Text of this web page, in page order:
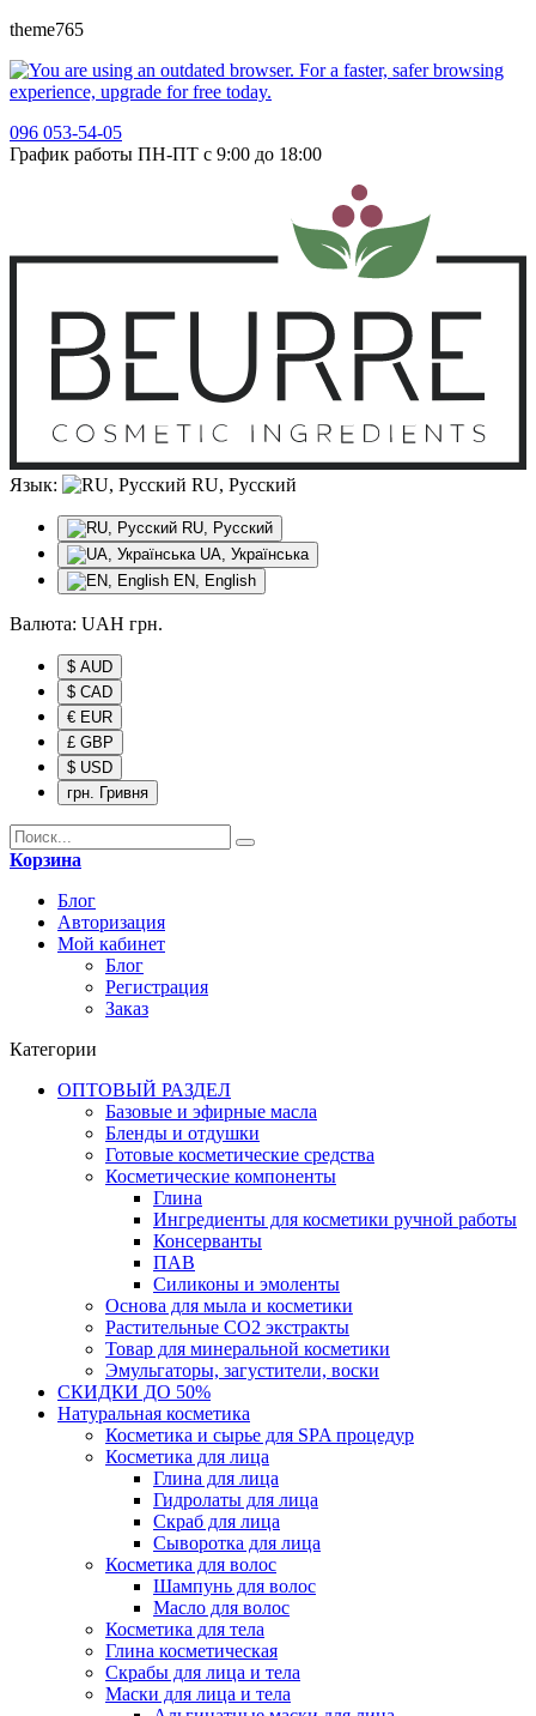
theme765
096 053-54-05
График работы ПН-ПТ с 9:00 до 18:00
Язык: RU, Русский
RU, Русский
UA, Українська
EN, English
Валюта: UAH грн.
$ AUD
$ CAD
€ EUR
£ GBP
$ USD
грн. Гривня
Корзина
Блог
Авторизация
Мой кабинет
Блог
Регистрация
Заказ
Категории
ОПТОВЫЙ РАЗДЕЛ
Базовые и эфирные масла
Бленды и отдушки
Готовые косметические средства
Косметические компоненты
Глина
Ингредиенты для косметики ручной работы
Консерванты
ПАВ
Силиконы и эмоленты
Основа для мыла и косметики
Растительные СО2 экстракты
Товар для минеральной косметики
Эмульгаторы, загустители, воски
СКИДКИ ДО 50%
Натуральная косметика
Косметика и сырье для SPA процедур
Косметика для лица
Глина для лица
Гидролаты для лица
Скраб для лица
Сыворотка для лица
Косметика для волос
Шампунь для волос
Масло для волос
Косметика для тела
Глина косметическая
Скрабы для лица и тела
Маски для лица и тела